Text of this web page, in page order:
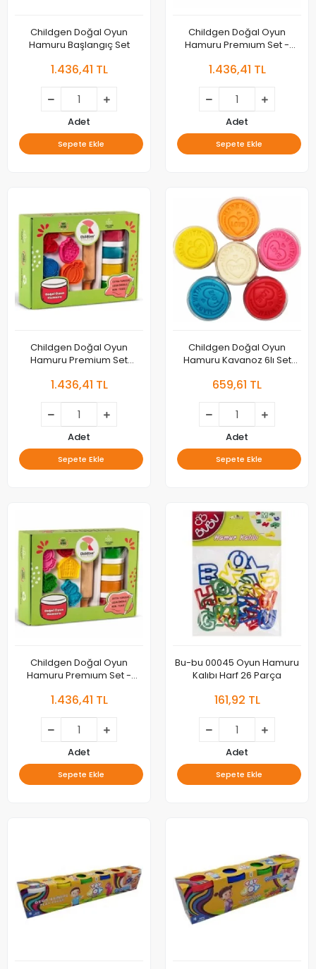
Childgen Doğal Oyun
Hamuru Başlangıç Set
1.436,41 TL
Adet
Sepete Ekle
Childgen Doğal Oyun
Hamuru Premıum Set -
1.436,41 TL
Adet
Sepete Ekle
Childgen Doğal Oyun
Hamuru Premium Set
1.436,41 TL
Adet
Sepete Ekle
Childgen Doğal Oyun
Hamuru Kavanoz 6lı Set
659,61 TL
Adet
Sepete Ekle
Childgen Doğal Oyun
Hamuru Premıum Set -
1.436,41 TL
Adet
Sepete Ekle
Bu-bu 00045 Oyun Hamuru
Kalıbı Harf 26 Parça
161,92 TL
Adet
Sepete Ekle